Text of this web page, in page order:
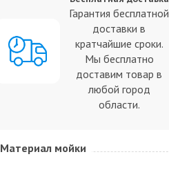
Гарантия бесплатной
доставки в
кратчайшие сроки.
Мы бесплатно
доставим товар в
любой город
области.
Материал мойки